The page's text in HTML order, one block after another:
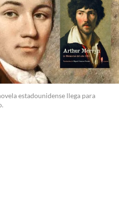
estadounidense llega para